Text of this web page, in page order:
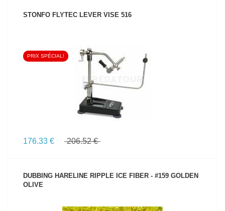
STONFO FLYTEC LEVER VISE 516
VOIR LE PRODUIT
PRIX SPÉCIAL!
176.33 € 206.52 €
DUBBING HARELINE RIPPLE ICE FIBER - #159 GOLDEN
OLIVE